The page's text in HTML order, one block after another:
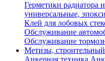
Герметики радиатора
универсальные,
Клей для лобовых
Обслуживание
Обслуживание
Метизы,
Анкерная техника